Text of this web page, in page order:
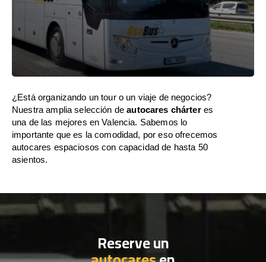
¿Está organizando un tour o un viaje de negocios?
Nuestra amplia selección deautocares chárteres
una de las mejores en Valencia. Sabemos lo
importante que es la comodidad, por eso ofrecemos
autocares espaciosos con capacidad de hasta 50
asientos.
Reserve un